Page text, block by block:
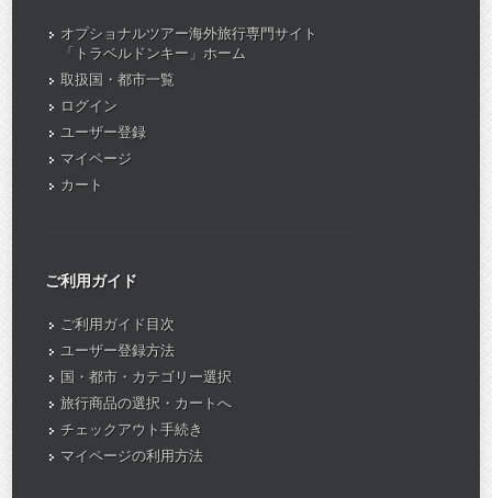
オプショナルツアー海外旅行専門サイト
「トラベルドンキー」ホーム
取扱国・都市一覧
ログイン
ユーザー登録
マイページ
カート
ご利用ガイド
ご利用ガイド目次
ユーザー登録方法
国・都市・カテゴリー選択
旅行商品の選択・カートへ
チェックアウト手続き
マイページの利用方法